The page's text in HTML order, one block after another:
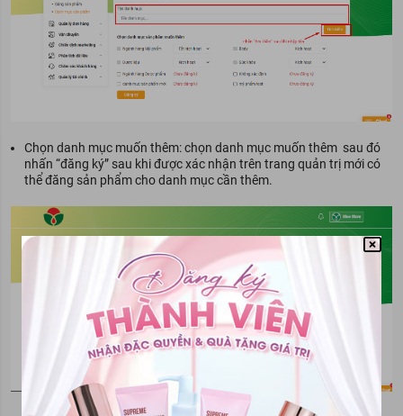
Chọn danh mục muốn thêm: chọn danh mục muốn thêm sau đó
nhấn “đăng ký” sau khi được xác nhận trên trang quản trị mới có
thể đăng sản phẩm cho danh mục cần thêm.